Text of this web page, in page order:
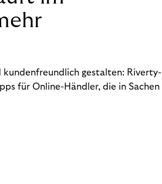
kundenfreundlich gestalten: Riverty-
für Online-Händler, die in Sachen